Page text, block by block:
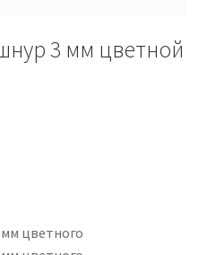
3 мм цветной
цветного